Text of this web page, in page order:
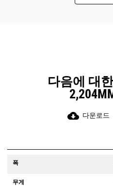
다음에 대
cloud_download 다운로드
폭
무게